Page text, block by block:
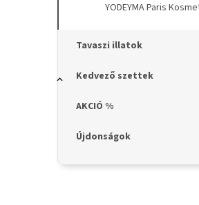
e
YODEYMA Paris
Tavaszi illatok
Kedvező szettek
AKCIÓ %
Újdonságok